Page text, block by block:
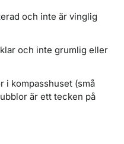
och inte är vinglig
och inte grumlig eller
i kompasshuset (små
är ett tecken på